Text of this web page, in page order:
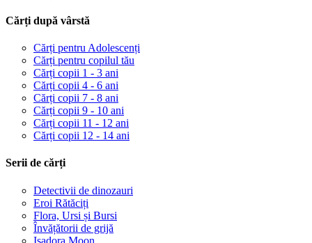
Cărți după vârstă
Cărți pentru Adolescenți
Cărți pentru copilul tău
Cărți copii 1 - 3 ani
Cărți copii 4 - 6 ani
Cărți copii 7 - 8 ani
Cărți copii 9 - 10 ani
Cărți copii 11 - 12 ani
Cărți copii 12 - 14 ani
Serii de cărți
Detectivii de dinozauri
Eroi Rătăciți
Flora, Ursi și Bursi
Învățătorii de grijă
Isadora Moon